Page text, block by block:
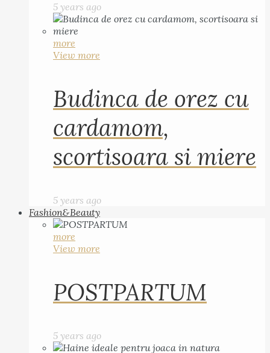
5 years ago
more
View more
Budinca de orez cu
cardamom,
scortisoara si miere
5 years ago
Fashion&Beauty
more
View more
POSTPARTUM
5 years ago